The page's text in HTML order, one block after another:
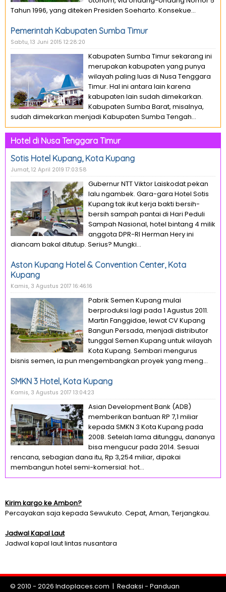
Tahun 1996, yang diteken Presiden Soeharto. Konsekue...
Pemerintah Kabupaten Sumba Timur
Sabtu, 13 Juni 2015 12:28:20
Kabupaten Sumba Timur sekarang ini
merupakan kabupaten yang punya
wilayah paling luas di Nusa Tenggara
Timur. Hal ini antara lain karena
kabupaten lain sudah dimekarkan.
Kabupaten Sumba Barat, misalnya,
sudah dimekarkan menjadi Kabupaten Sumba Tengah...
Hotel di Nusa Tenggara Timur
Sotis Hotel Kupang, Kota Kupang
Jumat, 12 April 2019 17:03:58
Gubernur NTT Viktor Laiskodat pekan
lalu ngambek. Gara-gara Hotel Sotis
Kupang tak ikut kerja bakti bersih-
bersih sampah pantai di Hari Peduli
Sampah Nasional, hotel bintang 4 milik
anggota DPR-RI Herman Hery ini
diancam bakal ditutup. Serius? Mungki...
Aston Kupang Hotel & Convention Center, Kota
Kupang
Kamis, 3 Agustus 2017 16:46:16
Pabrik Semen Kupang mulai
berproduksi lagi pada 1 Agustus 2011.
Martin Fanggidae, lewat CV Kupang
Bangun Persada, menjadi distributor
tunggal Semen Kupang untuk wilayah
Kota Kupang. Sembari mengurus
bisnis semen, ia pun mengembangkan proyek yang meng...
SMKN 3 Hotel, Kota Kupang
Kamis, 3 Agustus 2017 13:04:23
Asian Development Bank (ADB)
memberikan bantuan RP 7,1 miliar
kepada SMKN 3 Kota Kupang pada
2008. Setelah lama ditunggu, dananya
bisa mengucur pada 2014. Sesuai
rencana, sebagian dana itu, Rp 3,254 miliar, dipakai
membangun hotel semi-komersial: hot...
Kirim kargo ke Ambon?
Percayakan saja kepada Sewukuto. Cepat, Aman, Terjangkau.
Jadwal Kapal Laut
Jadwal kapal laut lintas nusantara
© 2010 - 2026 Indoplaces.com | Redaksi - Panduan